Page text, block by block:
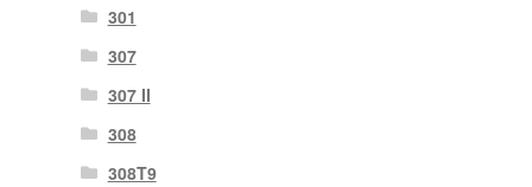
301
307
307 II
308
308T9